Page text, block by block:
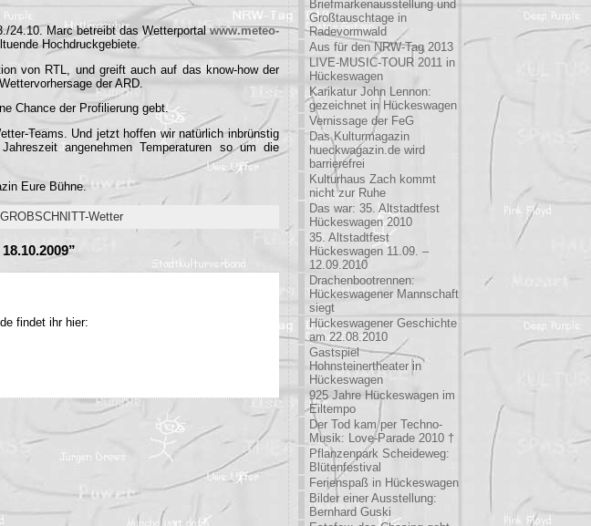
24.10. Marc betreibt das Wetterportalwww.meteo-
Hochdruckgebiete.
von RTL, und greift auch auf das know-how der
der ARD.
Chance der Profilierung gebt.
Teams. Und jetzt hoffen wir natürlich inbrünstig
angenehmen Temperaturen so um die
Eure Bühne.
GROBSCHNITT-Wetter
findet ihr hier:
Briefmarkenausstellung und
Großtauschtage in
Radevormwald
Aus für den NRW-Tag 2013
LIVE-MUSIC-TOUR 2011 in
Hückeswagen
Karikatur John Lennon:
gezeichnet in Hückeswagen
Vernissage der FeG
Das Kulturmagazin
hueckwagazin.de wird
barrierefrei
Kulturhaus Zach kommt
nicht zur Ruhe
Das war: 35. Altstadtfest
Hückeswagen 2010
35. Altstadtfest
Hückeswagen 11.09. –
12.09.2010
Drachenbootrennen:
Hückeswagener Mannschaft
siegt
Hückeswagener Geschichte
am 22.08.2010
Gastspiel
Hohnsteinertheater in
Hückeswagen
925 Jahre Hückeswagen im
Eiltempo
Der Tod kam per Techno-
Musik: Love-Parade 2010 †
Pflanzenpark Scheideweg:
Blütenfestival
Ferienspaß in Hückeswagen
Bilder einer Ausstellung:
Bernhard Guski